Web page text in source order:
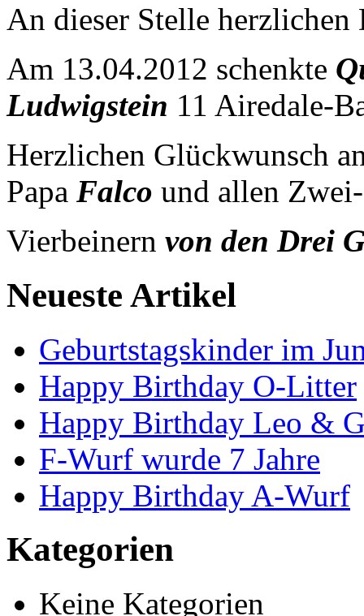
An dieser Stelle herzlichen
Am 13.04.2012 schenkte
Ludwigstein 11 Airedale-
Herzlichen Glückwunsch
Papa Falco und allen
Vierbeinern von den Drei
Neueste Artikel
Geburtstagskinder im
Happy Birthday O-Litter
Happy Birthday Leo &
F-Wurf wurde 7 Jahre
Happy Birthday A-Wurf
Kategorien
Keine Kategorien